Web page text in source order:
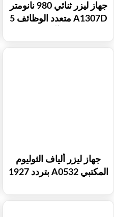
جهاز ليزر ثنائي 980 نانومتر
A1307D متعدد الوظائف 5
جهاز ليزر ألياف الثوليوم
المكتبي A0532 بتردد 1927